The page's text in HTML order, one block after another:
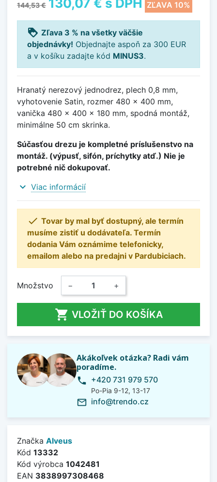
144,53 € ZĽAVA 10%
loyalty Zľava 3 % na všetky väčšie
objednávky! Objednajte aspoň za 300 EUR
a v košíku zadajte kód MINUS3.
Hranatý nerezový jednodrez, plech 0,8 mm,
vyhotovenie Satin, rozmer 480 x 400 mm,
vanička 480 x 400 x 180 mm, spodná montáž,
minimálne 50 cm skrinka.
Súčasťou drezu je kompletné príslušenstvo na
montáž. (výpusť, sifón, príchytky atď.) Nie je
potrebné nič dokupovať.
expand_more Viac informácií
 Tovar by mal byť dostupný, ale termín
musíme zistiť u dodávateľa. Termín
dodania Vám oznámime telefonicky,
emailom alebo na predajni v Pardubiciach.
Množstvo − +
 VLOŽIŤ DO KOŠÍKA
Akákoľvek otázka? Radi vám
poradíme.
phone +420 731 979 570
Po-Pia 9-12, 13-17
mail_outline info@trendo.cz
Značka Alveus
Kód 13332
Kód výrobca 1042481
EAN 3838997308468